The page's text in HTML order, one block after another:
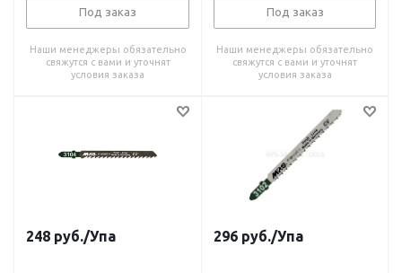
Под заказ
Наши менеджеры обязательно
свяжутся с вами и уточнят
условия заказа
Под заказ
Наши менеджеры обязательно
свяжутся с вами и уточнят
условия заказа
248 руб./Упа 296 руб./Упа